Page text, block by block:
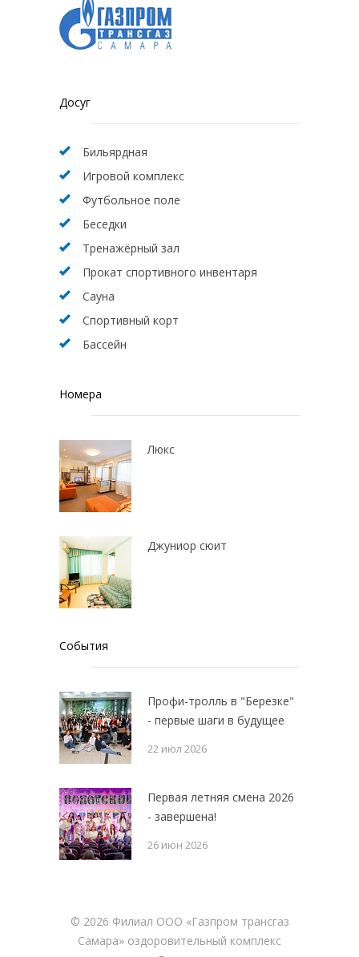
Досуг
Бильярдная
Игровой комплекс
Футбольное поле
Беседки
Тренажёрный зал
Прокат спортивного инвентаря
Сауна
Спортивный корт
Бассейн
Номера
Люкс
Джуниор сюит
События
Профи-тролль в "Березке"
- первые шаги в будущее
22 июл 2026
Первая летняя смена 2026
- завершена!
26 июн 2026
© 2026 Филиал ООО «Газпром трансгаз
Самара» оздоровительный комплекс